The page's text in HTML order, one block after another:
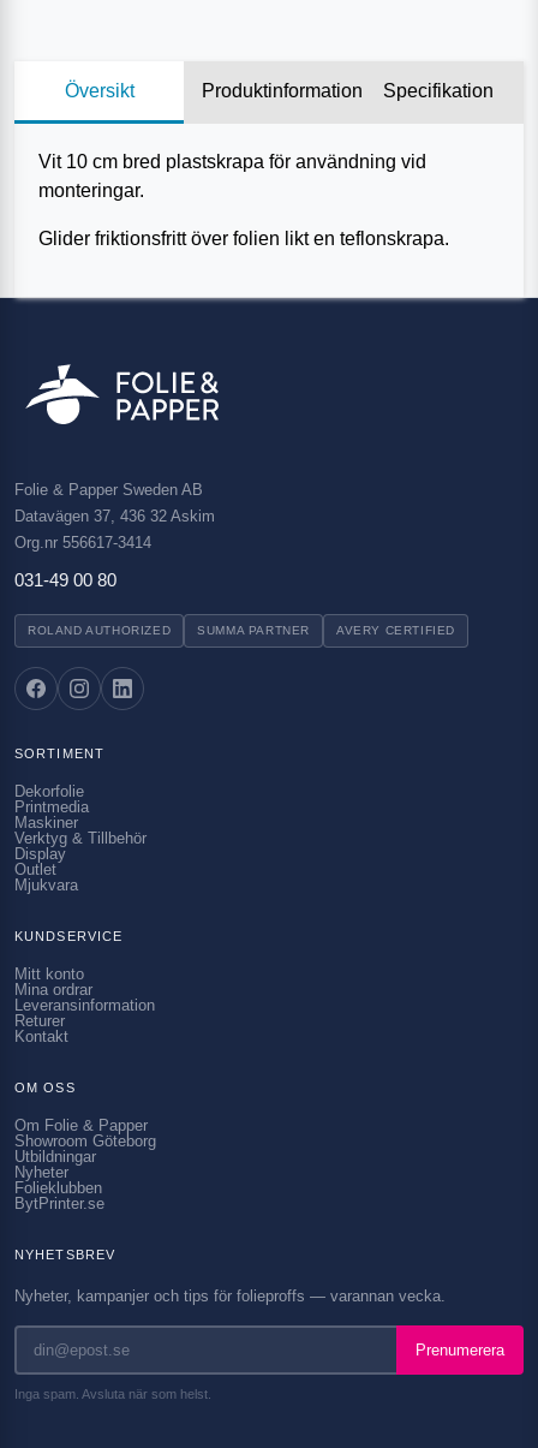
Översikt Produktinformation Specifikation
Vit 10 cm bred plastskrapa för användning vid
monteringar.
Glider friktionsfritt över folien likt en teflonskrapa.
Folie & Papper Sweden AB
Datavägen 37, 436 32 Askim
Org.nr 556617-3414
031-49 00 80
ROLAND AUTHORIZED SUMMA PARTNER AVERY CERTIFIED
SORTIMENT
Dekorfolie
Printmedia
Maskiner
Verktyg & Tillbehör
Display
Outlet
Mjukvara
KUNDSERVICE
Mitt konto
Mina ordrar
Leveransinformation
Returer
Kontakt
OM OSS
Om Folie & Papper
Showroom Göteborg
Utbildningar
Nyheter
Folieklubben
BytPrinter.se
NYHETSBREV
Nyheter, kampanjer och tips för folieproffs — varannan vecka.
Prenumerera
Inga spam. Avsluta när som helst.